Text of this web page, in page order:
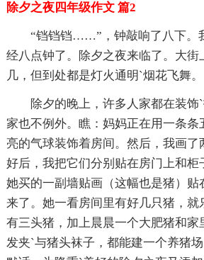
除夕之夜四年级作文 篇2
“铛铛铛……”，钟敲响了八下。
经八点钟了。除夕之夜来临了。大街
几，但到处都是灯火通明`烟花飞舞。
除夕的晚上，许多人家都在装
家也不例外。瞧：妈妈正在用一条条
亮的气球装饰着房间。然后，我画了
好后，我把它们分别贴在房门上和柜
她买的一副墙贴画（这幅也是猪）贴
来了。她一看房间里有好几只猪，就
有三头猪，加上晨晨一个大肥猪和家
发夹`与猪头袜子，都能建一个养猪